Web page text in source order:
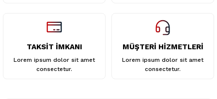
TAKSİT İMKANI
Lorem ipsum dolor sit amet
consectetur.
MÜŞTERİ HİZMETLERİ
Lorem ipsum dolor sit amet
consectetur.